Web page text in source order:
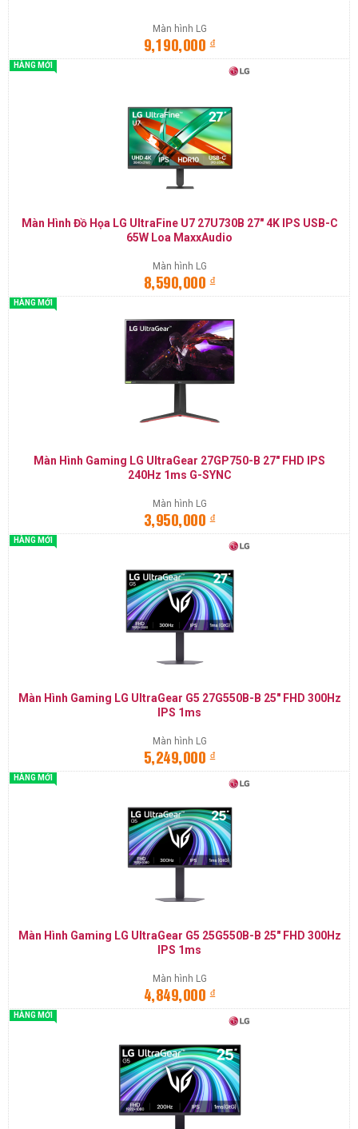
Màn hình LG
9,190,000đ
HÀNG MỚI
Màn Hình Đồ Họa LG UltraFine U7 27U730B 27" 4K IPS USB-C
65W Loa MaxxAudio
Màn hình LG
8,590,000đ
HÀNG MỚI
Màn Hình Gaming LG UltraGear 27GP750-B 27" FHD IPS
240Hz 1ms G-SYNC
Màn hình LG
3,950,000đ
HÀNG MỚI
Màn Hình Gaming LG UltraGear G5 27G550B-B 25" FHD 300Hz
IPS 1ms
Màn hình LG
5,249,000đ
HÀNG MỚI
Màn Hình Gaming LG UltraGear G5 25G550B-B 25" FHD 300Hz
IPS 1ms
Màn hình LG
4,849,000đ
HÀNG MỚI